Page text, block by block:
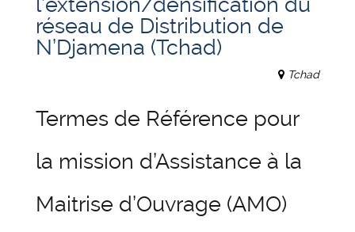
l’extension/densification du
réseau de Distribution de
N’Djamena (Tchad)
Tchad
Termes de Référence pour
la mission d’Assistance à la
Maitrise d’Ouvrage (AMO)